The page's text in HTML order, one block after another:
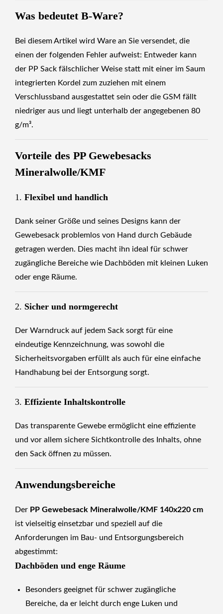
Was bedeutet B-Ware?
Bei diesem Artikel wird Ware an Sie versendet, die
einen der folgenden Fehler aufweist: Entweder kann
der PP Sack fälschlicher Weise statt mit einer im Saum
integrierten Kordel zum zuziehen mit einem
Verschlussband ausgestattet sein oder die GSM fällt
niedriger aus und liegt unterhalb der angegebenen 80
g/m³.
Vorteile des PP Gewebesacks
Mineralwolle/KMF
1. Flexibel und handlich
Dank seiner Größe und seines Designs kann der
Gewebesack problemlos von Hand durch Gebäude
getragen werden. Dies macht ihn ideal für schwer
zugängliche Bereiche wie Dachböden mit kleinen Luken
oder enge Räume.
2. Sicher und normgerecht
Der Warndruck auf jedem Sack sorgt für eine
eindeutige Kennzeichnung, was sowohl die
Sicherheitsvorgaben erfüllt als auch für eine einfache
Handhabung bei der Entsorgung sorgt.
3. Effiziente Inhaltskontrolle
Das transparente Gewebe ermöglicht eine effiziente
und vor allem sichere Sichtkontrolle des Inhalts, ohne
den Sack öffnen zu müssen.
Anwendungsbereiche
Der PP Gewebesack Mineralwolle/KMF 140x220 cm
ist vielseitig einsetzbar und speziell auf die
Anforderungen im Bau- und Entsorgungsbereich
abgestimmt:
Dachböden und enge Räume
Besonders geeignet für schwer zugängliche
Bereiche, da er leicht durch enge Luken und